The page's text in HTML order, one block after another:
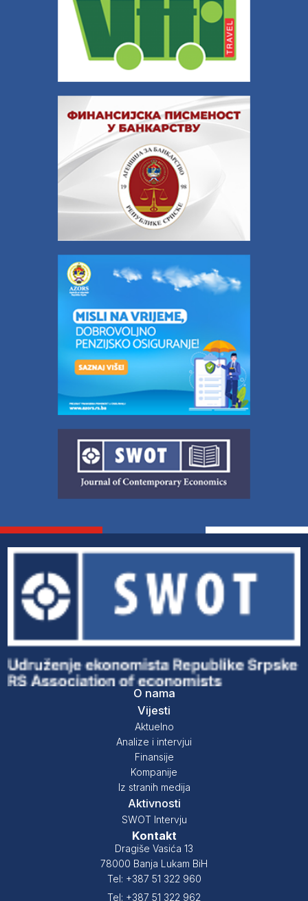
O nama
Vijesti
Aktuelno
Analize i intervjui
Finansije
Kompanije
Iz stranih medija
Aktivnosti
SWOT Intervju
Kontakt
Dragiše Vasića 13
78000 Banja Lukam BiH
Tel: +387 51 322 960
Tel: +387 51 322 962